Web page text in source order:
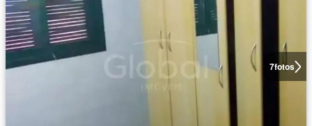
7fotos